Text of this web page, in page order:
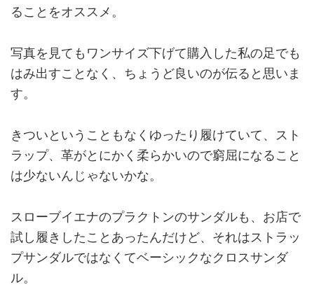
ることをオススメ。
写真を見てもワンサイズ下げて購入した私の足でも
はみ出すことなく、ちょうど良いのが伝ると思いま
す。
きついということもなくゆったり履けていて、スト
ラップ、革がとにかく柔らかいので窮屈になること
は少ないんじゃないかな。
スローブイエナのプラクトンのサンダルも、お店で
試し履きしたことあったんだけど、それはストラッ
プサンダルではなくてベーシックなクロスサンダ
ル。